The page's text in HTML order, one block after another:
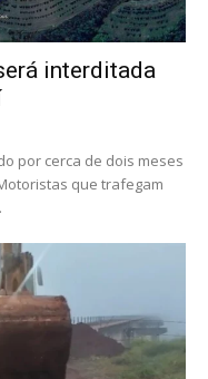
interditada
por cerca de dois meses
que trafegam